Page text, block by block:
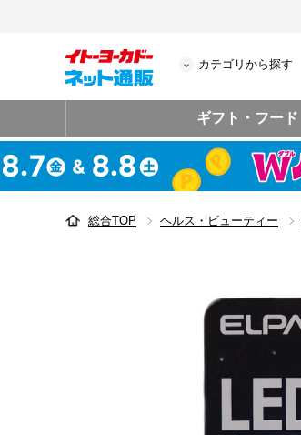
カテゴリから探す
ギフト・フード
総合TOP ヘルス・ビューティー